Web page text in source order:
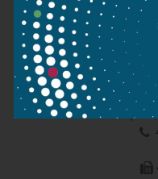
1095 Budapest,